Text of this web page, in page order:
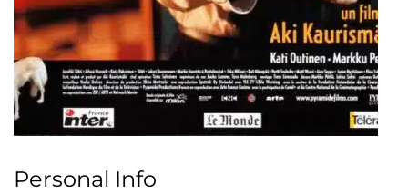
Personal Info